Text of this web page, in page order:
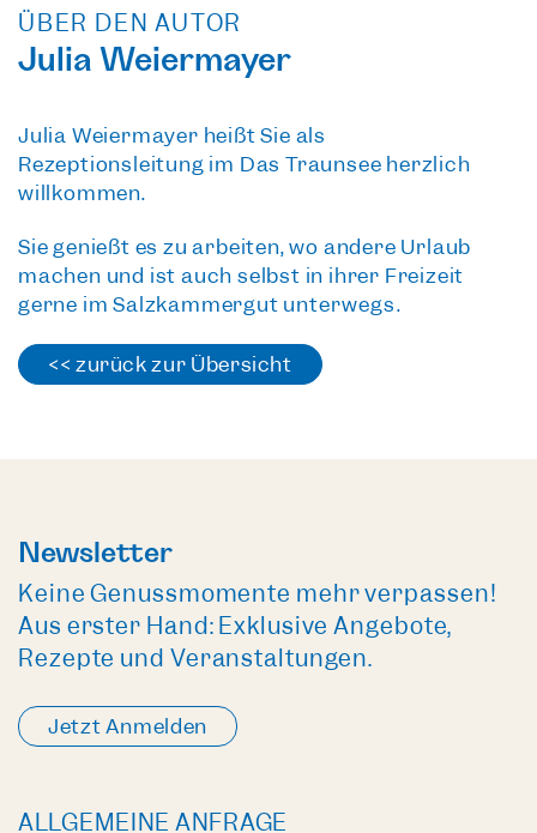
ÜBER DEN AUTOR
Julia Weiermayer
Julia Weiermayer heißt Sie als
Rezeptionsleitung im Das Traunsee herzlich
willkommen.
Sie genießt es zu arbeiten, wo andere Urlaub
machen und ist auch selbst in ihrer Freizeit
gerne im Salzkammergut unterwegs.
<< zurück zur Übersicht
Newsletter
Keine Genussmomente mehr verpassen!
Aus erster Hand: Exklusive Angebote,
Rezepte und Veranstaltungen.
Jetzt Anmelden
ALLGEMEINE ANFRAGE